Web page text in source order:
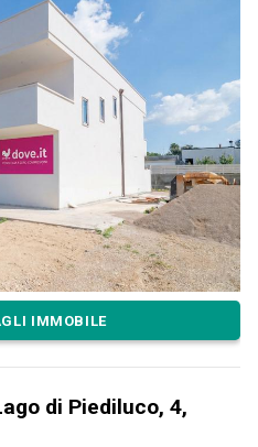
IMMOBILE
di Piediluco, 4,